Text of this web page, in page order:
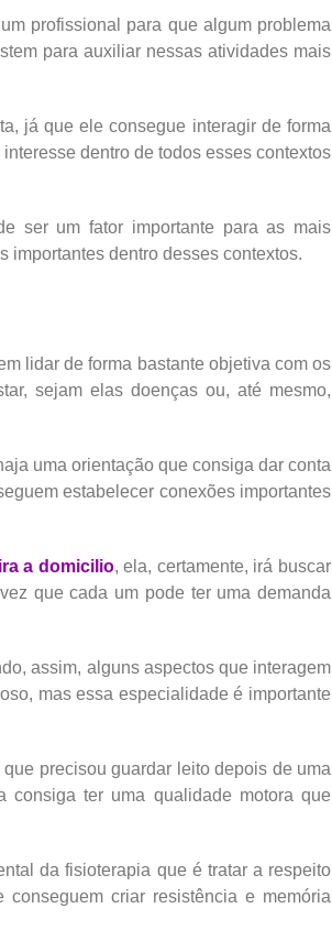
profissional para que algum problema
para auxiliar nessas atividades mais
já que ele consegue interagir de forma
dentro de todos esses contextos
ser um fator importante para as mais
importantes dentro desses contextos.
lidar de forma bastante objetiva com os
sejam elas doenças ou, até mesmo,
uma orientação que consiga dar conta
estabelecer conexões importantes
a domicilio, ela, certamente, irá buscar
que cada um pode ter uma demanda
assim, alguns aspectos que interagem
mas essa especialidade é importante
precisou guardar leito depois de uma
consiga ter uma qualidade motora que
da fisioterapia que é tratar a respeito
criar resistência e memória